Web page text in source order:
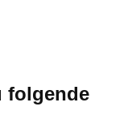
folgende